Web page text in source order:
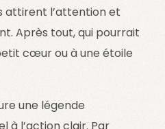
attirent l’attention et
Après tout, qui pourrait
cœur ou à une étoile
une légende